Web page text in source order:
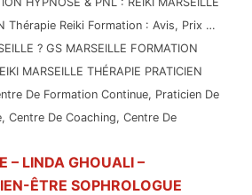
Thérapie Reiki Formation : Avis, Prix …
? GS MARSEILLE FORMATION
MARSEILLE THÉRAPIE PRATICIEN
De Formation Continue, Praticien De
Centre De Coaching, Centre De
– LINDA GHOUALI –
ÊTRE SOPHROLOGUE